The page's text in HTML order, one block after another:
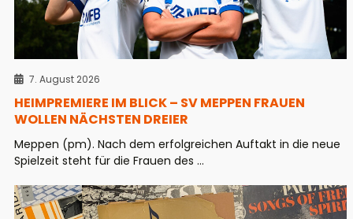
7. August 2026
HEIMPREMIERE IM BLICK – SV MEPPEN FRAUEN
WOLLEN NÄCHSTEN DREIER
Meppen (pm). Nach dem erfolgreichen Auftakt in die neue
Spielzeit steht für die Frauen des ...